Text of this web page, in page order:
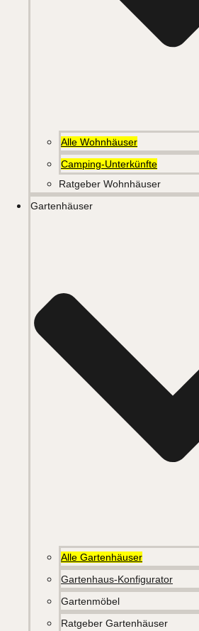
Alle Wohnhäuser
Camping-Unterkünfte
Ratgeber Wohnhäuser
Gartenhäuser
Alle Gartenhäuser
Gartenhaus-Konfigurator
Gartenmöbel
Ratgeber Gartenhäuser